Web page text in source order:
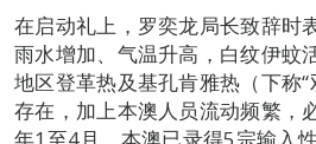
在启动礼上，罗奕龙局长致辞时
雨水增加、气温升高，白纹伊蚊
地区登革热及基孔肯雅热（下称
存在，加上本澳人员流动频繁，
年1至4月，本澳已录得5宗输入